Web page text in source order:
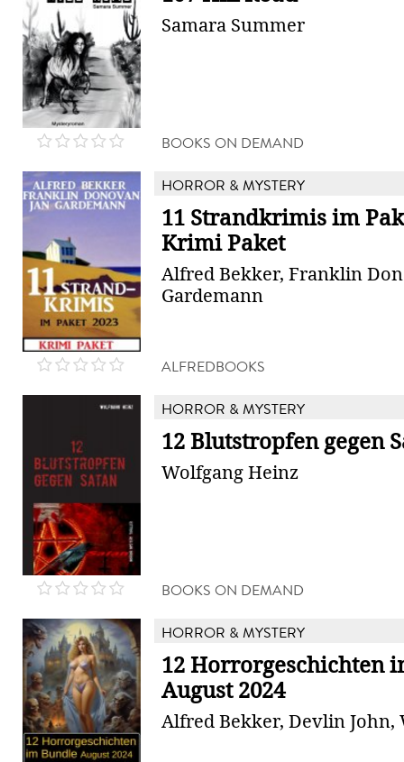
Samara Summer
BOOKS ON DEMAND
HORROR & MYSTERY
11 Strandkrimis im
Krimi Paket
Alfred Bekker, Franklin
Gardemann
ALFREDBOOKS
HORROR & MYSTERY
12 Blutstropfen gegen
Wolfgang Heinz
BOOKS ON DEMAND
HORROR & MYSTERY
12 Horrorgeschichten
August 2024
Alfred Bekker, Devlin John,